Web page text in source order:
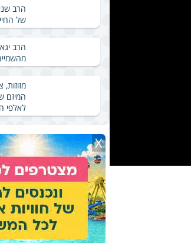
הרב
של
הרב
מזוזות,
המיזם
לאלפי
X